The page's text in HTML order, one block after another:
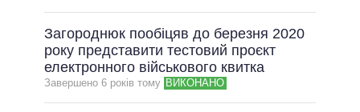
Загороднюк пообіцяв до березня 2020
року представити тестовий проєкт
електронного військового квитка
Завершено 6 рокiв тому ВИКОНАНО